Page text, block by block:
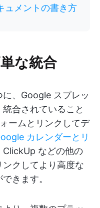
ュメントの書き方
な統合
、Google スプレッ
合されていること
ームとリンクしてデ
カレンダーとリ
ClickUp などの他の
クしてより高度な
きます。